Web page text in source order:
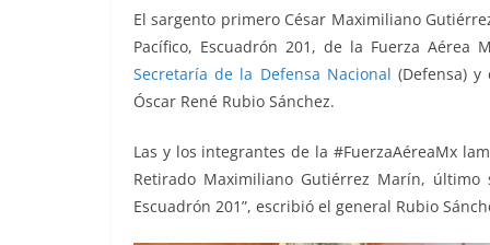
o
k
p er
El sargento primero César Maximiliano
Pacífico, Escuadrón 201, de la Fuerza Aérea
Secretaría de la Defensa Nacional (Defensa)
Óscar René Rubio Sánchez.
Las y los integrantes de la #FuerzaAéreaMx
Retirado Maximiliano Gutiérrez Marín, último
Escuadrón 201”, escribió el general Rubio